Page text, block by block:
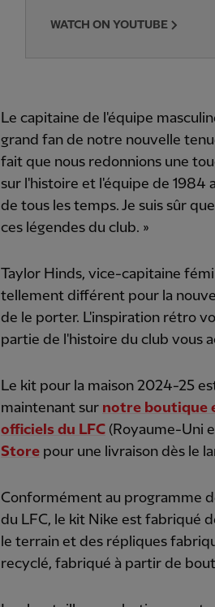
WATCH ON YOUTUBE
Le capitaine de l'équipe
grand fan de notre nouvelle
fait que nous redonnions une
sur l'histoire et l'équipe de 1984
de tous les temps. Je suis sûr
ces légendes du club. »
Taylor Hinds, vice-capitaine
tellement différent pour la
de le porter. L'inspiration rétro
partie de l'histoire du club vous
Le kit pour la maison 2024-25
maintenant sur notre boutique
officiels du LFC (Royaume-Uni
Store pour une livraison dès le
Conformément au programme
du LFC, le kit Nike est fabriqué
le terrain et des répliques
recyclé, fabriqué à partir de